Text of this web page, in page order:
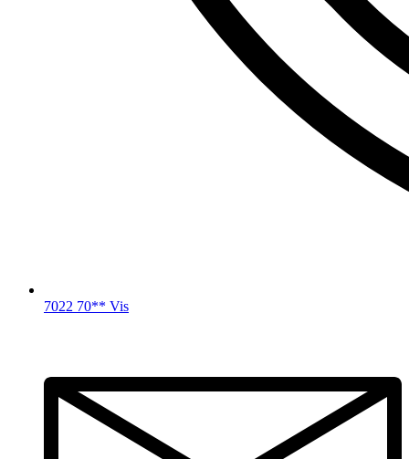
7022 70** Vis